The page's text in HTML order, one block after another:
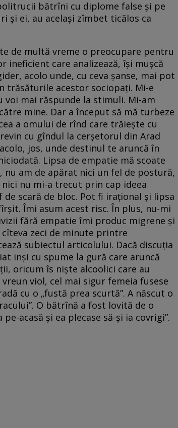
bătrîni cu diplome false și pe
și ei, au același zîmbet ticălos ca
de multă vreme o preocupare pentru
ineficient care analizează, își mușcă
acolo unde, cu ceva șanse, mai pot
trăsăturile acestor sociopați. Mi-e
voi mai răspunde la stimuli. Mi-am
mine. Dar a început să mă turbeze
a omului de rînd care trăiește cu
cu gîndul la cerșetorul din Arad
jos, unde destinul te aruncă în
Lipsa de empatie mă scoate
am de apărat nici un fel de postură,
nu mi-a trecut prin cap ideea
de scară de bloc. Pot fi irațional și lipsa
Îmi asum acest risc. În plus, nu-mi
fără empatie îmi produc migrene și
cîteva zeci de minute printre
subiectul articolului. Dacă discuția
inși cu spume la gură care aruncă
oricum îs niște alcoolici care au
viol, cel mai sigur femeia fusese
cu o „fustă prea scurtă”. A născut o
O bătrînă a fost lovită de o
acasă și ea plecase să-și ia covrigi”.